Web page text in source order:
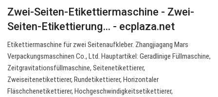
Zwei-Seiten-Etikettiermaschine - Zwei-
Seiten-Etikettierung… - ecplaza.net
Etikettiermaschine für zwei Seitenaufkleber. Zhangjiagang Mars
Verpackungsmaschinen Co., Ltd. Hauptartikel: Geradlinige Füllmaschine,
Zeitgravitationsfüllmaschine, Seitenetikettierer,
Zweiseitenetikettierer, Rundetikettierer, Horizontaler
Fläschchenetikettierer, Hochgeschwindigkeitsetikettierer,